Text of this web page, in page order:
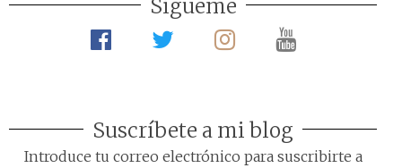
Sígueme
Suscríbete a mi blog
Introduce tu correo electrónico para suscribirte a